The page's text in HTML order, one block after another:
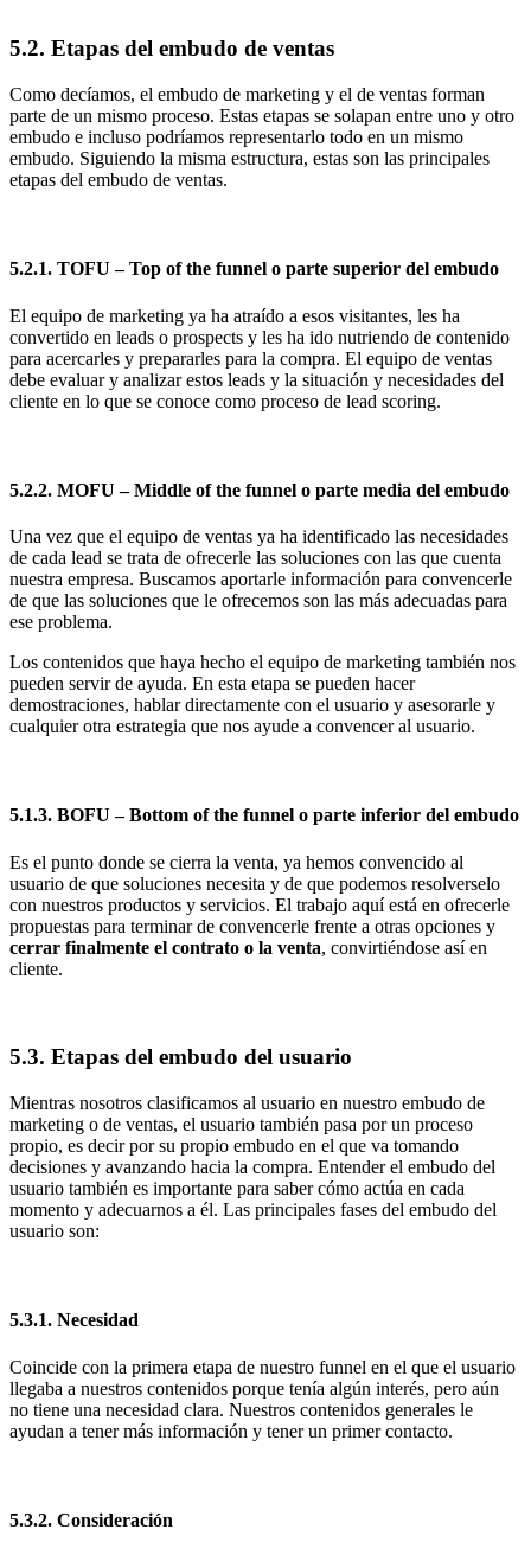
5.2. Etapas del embudo de ventas
Como decíamos, el embudo de marketing y el de ventas forman
parte de un mismo proceso. Estas etapas se solapan entre uno y otro
embudo e incluso podríamos representarlo todo en un mismo
embudo. Siguiendo la misma estructura, estas son las principales
etapas del embudo de ventas.
5.2.1. TOFU – Top of the funnel o parte superior del embudo
El equipo de marketing ya ha atraído a esos visitantes, les ha
convertido en leads o prospects y les ha ido nutriendo de contenido
para acercarles y prepararles para la compra. El equipo de ventas
debe evaluar y analizar estos leads y la situación y necesidades del
cliente en lo que se conoce como proceso de lead scoring.
5.2.2. MOFU – Middle of the funnel o parte media del embudo
Una vez que el equipo de ventas ya ha identificado las necesidades
de cada lead se trata de ofrecerle las soluciones con las que cuenta
nuestra empresa. Buscamos aportarle información para convencerle
de que las soluciones que le ofrecemos son las más adecuadas para
ese problema.
Los contenidos que haya hecho el equipo de marketing también nos
pueden servir de ayuda. En esta etapa se pueden hacer
demostraciones, hablar directamente con el usuario y asesorarle y
cualquier otra estrategia que nos ayude a convencer al usuario.
5.1.3. BOFU – Bottom of the funnel o parte inferior del embudo
Es el punto donde se cierra la venta, ya hemos convencido al
usuario de que soluciones necesita y de que podemos resolverselo
con nuestros productos y servicios. El trabajo aquí está en ofrecerle
propuestas para terminar de convencerle frente a otras opciones y
cerrar finalmente el contrato o la venta, convirtiéndose así en
cliente.
5.3. Etapas del embudo del usuario
Mientras nosotros clasificamos al usuario en nuestro embudo de
marketing o de ventas, el usuario también pasa por un proceso
propio, es decir por su propio embudo en el que va tomando
decisiones y avanzando hacia la compra. Entender el embudo del
usuario también es importante para saber cómo actúa en cada
momento y adecuarnos a él. Las principales fases del embudo del
usuario son:
5.3.1. Necesidad
Coincide con la primera etapa de nuestro funnel en el que el usuario
llegaba a nuestros contenidos porque tenía algún interés, pero aún
no tiene una necesidad clara. Nuestros contenidos generales le
ayudan a tener más información y tener un primer contacto.
5.3.2. Consideración